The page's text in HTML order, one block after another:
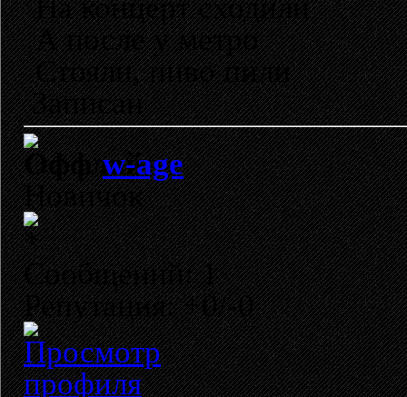
На концерт сходили
А после у метро
Стояли, пиво пили
Записан
w-age
Новичок
Сообщений: 1
Репутация: +0/-0